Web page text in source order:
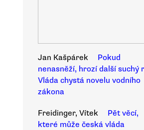
Jan Kašpárek
Pokud
nenasněží, hrozí další suchý
Vláda chystá novelu vodního
zákona
Freidinger, Vítek
Pět věcí,
které může česká vláda